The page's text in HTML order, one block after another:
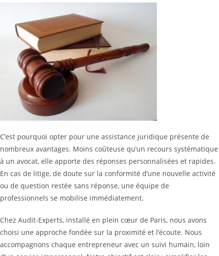
C’est pourquoi opter pour une assistance juridique présente de
nombreux avantages. Moins coûteuse qu’un recours systématique
à un avocat, elle apporte des réponses personnalisées et rapides.
En cas de litige, de doute sur la conformité d’une nouvelle activité
ou de question restée sans réponse, une équipe de
professionnels se mobilise immédiatement.
Chez Audit-Experts, installé en plein cœur de Paris, nous avons
choisi une approche fondée sur la proximité et l’écoute. Nous
accompagnons chaque entrepreneur avec un suivi humain, loin